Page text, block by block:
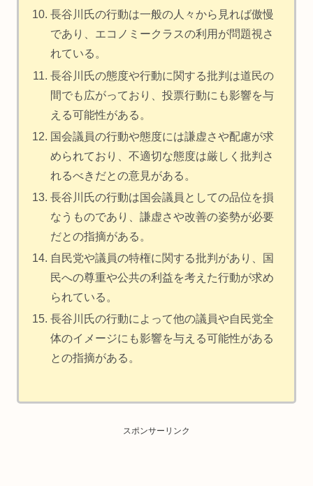
長谷川氏の行動は一般の人々から見れば傲慢
であり、エコノミークラスの利用が問題視さ
れている。
長谷川氏の態度や行動に関する批判は道民の
間でも広がっており、投票行動にも影響を与
える可能性がある。
国会議員の行動や態度には謙虚さや配慮が求
められており、不適切な態度は厳しく批判さ
れるべきだとの意見がある。
長谷川氏の行動は国会議員としての品位を損
なうものであり、謙虚さや改善の姿勢が必要
だとの指摘がある。
自民党や議員の特権に関する批判があり、国
民への尊重や公共の利益を考えた行動が求め
られている。
長谷川氏の行動によって他の議員や自民党全
体のイメージにも影響を与える可能性がある
との指摘がある。
スポンサーリンク